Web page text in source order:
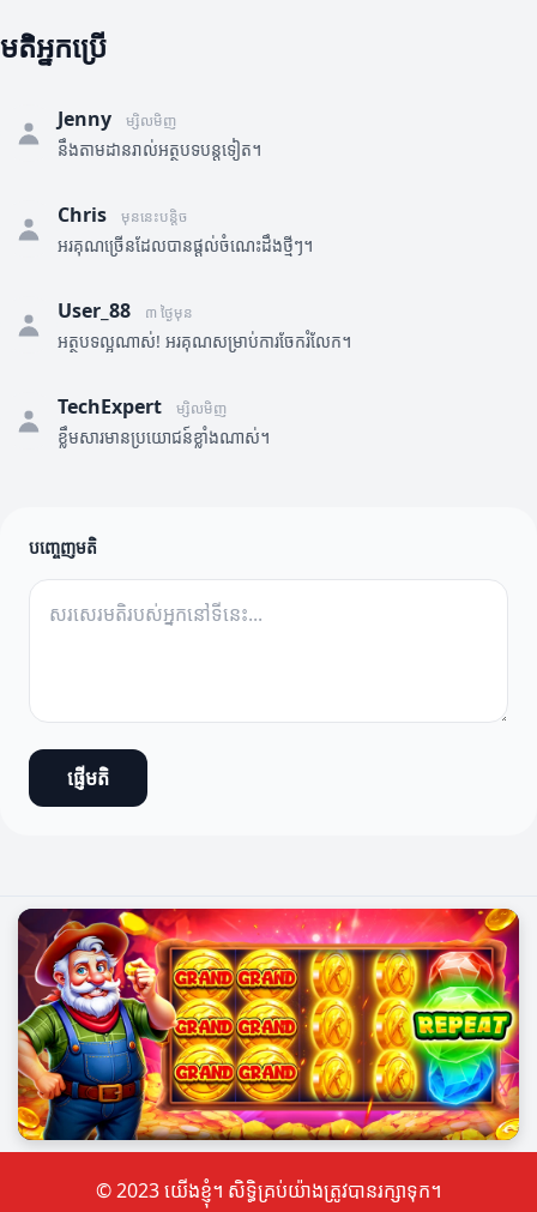
មតិអ្នកប្រើ
Jenny ម្សិលមិញ
នឹងតាមដានរាល់អត្ថបទបន្តទៀត។
Chris មុននេះបន្តិច
អរគុណច្រើនដែលបានផ្តល់ចំណេះដឹងថ្មីៗ។
User_88 ៣ ថ្ងៃមុន
អត្ថបទល្អណាស់! អរគុណសម្រាប់ការចែករំលែក។
TechExpert ម្សិលមិញ
ខ្លឹមសារមានប្រយោជន៍ខ្លាំងណាស់។
បញ្ចេញមតិ
ផ្ញើមតិ
© 2023 យើងខ្ញុំ។ សិទ្ធិគ្រប់យ៉ាងត្រូវបានរក្សាទុក។